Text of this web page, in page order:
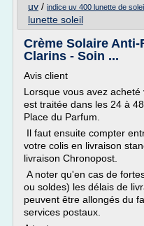
uv / indice uv 400 lunette de
lunette soleil
Crème Solaire Anti-
Clarins - Soin ...
Avis client
Lorsque vous avez
est traitée dans les 24 à
Place du Parfum.
Il faut ensuite compter
votre colis en livraison
livraison Chronopost.
A noter qu'en cas de
ou soldes) les délais de
peuvent être allongés du
services postaux.